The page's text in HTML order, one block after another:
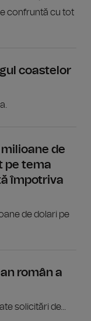
confruntă cu tot
coastelor
de
pe tema
împotriva
de dolari pe
român a
solicitări de...